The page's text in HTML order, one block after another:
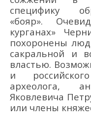
специфику
«бояр».
курганах»
похоронены
сакральной и
властью.
и
археолога,
Яковлевича
или члены